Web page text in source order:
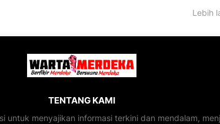
Lebih
TENTANG KAMI
untuk menyajikan informasi terkini dan mendalam,